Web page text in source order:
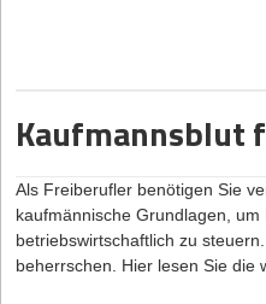
erhalten diese eine zeitlich
auch zusätzliche Gebühren
Updates entstehen.
Abonnementsbasiertes
einen bestimmten Zeitraum
Kaufmannsblut
Als Freiberufler benötigen Sie
kaufmännische Grundlagen,
betriebswirtschaftlich zu
beherrschen. Hier lesen Sie die